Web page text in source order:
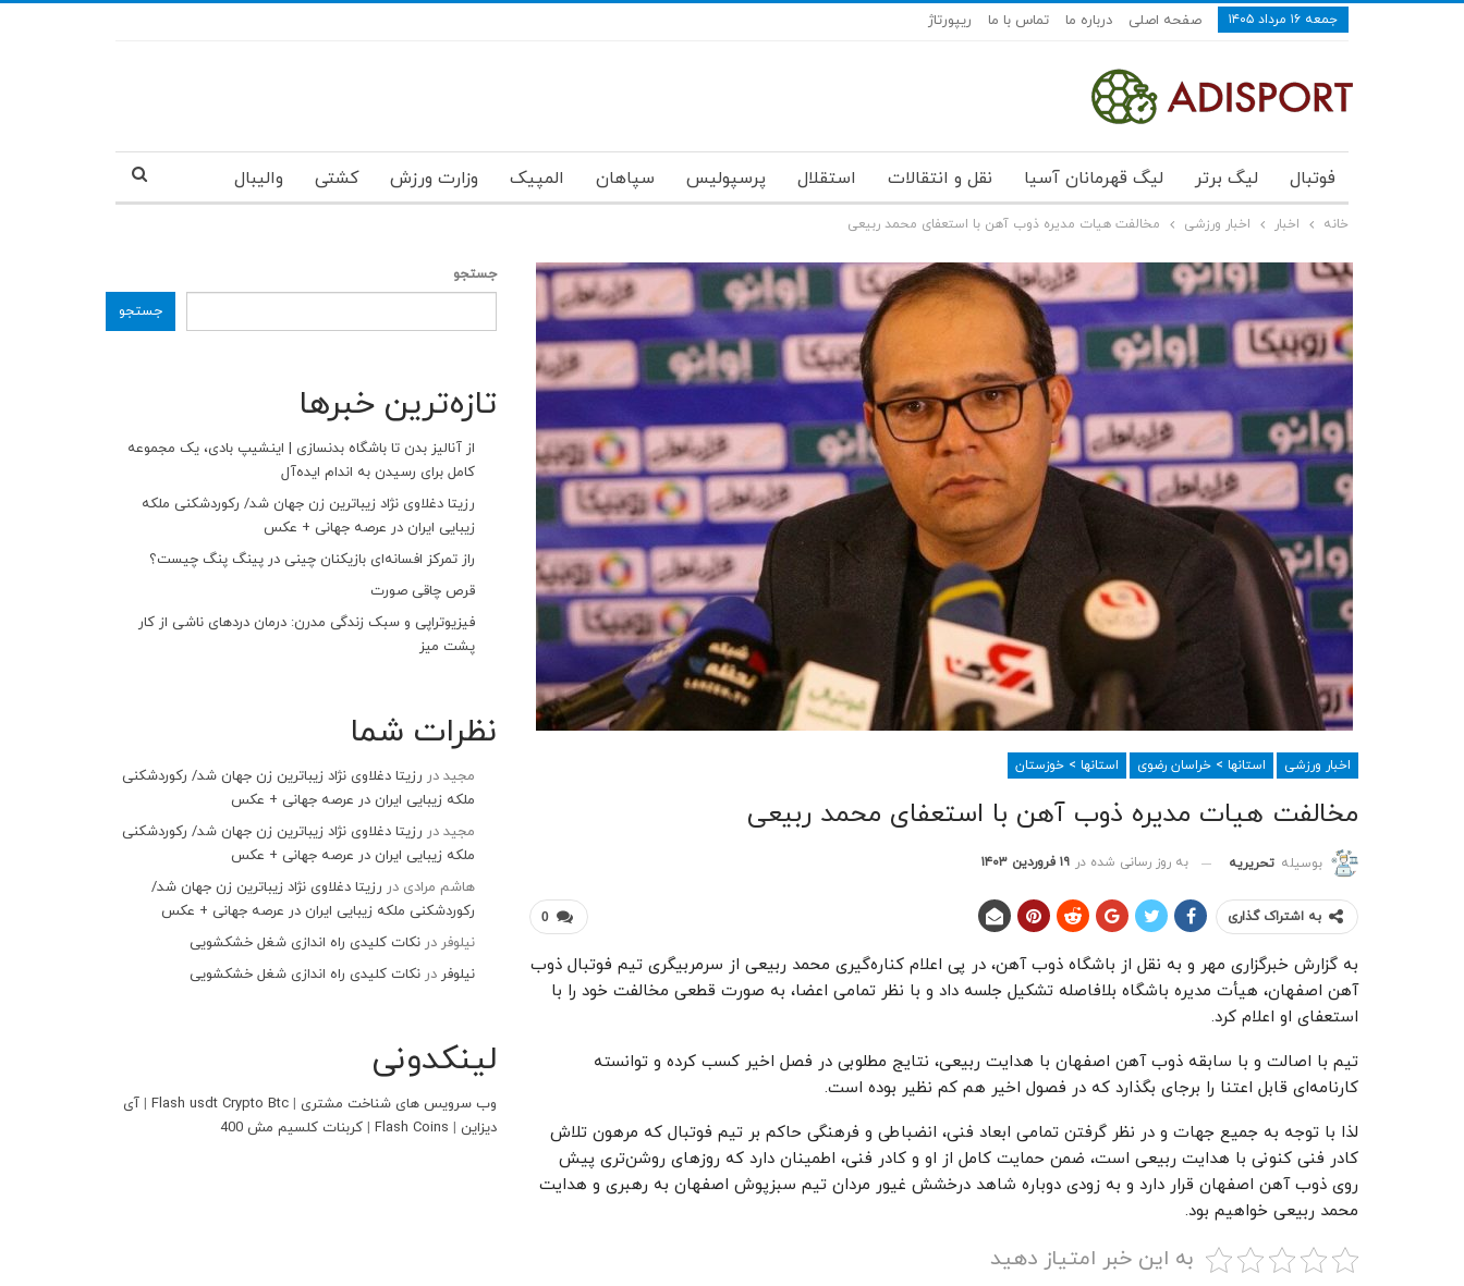
جمعه ۱۶ مرداد ۱۴۰۵ صفحه اصلی درباره ما تماس با ما ریپورتاژ
فوتبال لیگ برتر لیگ قهرمانان آسیا نقل و انتقالات استقلال پرسپولیس سپاهان المپیک وزارت ورزش کشتی والیبال
خانه اخبار اخبار ورزشی مخالفت هیات مدیره ذوب آهن با استعفای محمد ربیعی
اخبار ورزشی استانها > خراسان رضوی استانها > خوزستان
مخالفت هیات مدیره ذوب آهن با استعفای محمد ربیعی
بوسیله تحریریه به روز رسانی شده در ۱۹ فروردین ۱۴۰۳
0 به اشتراک گذاری
به گزارش خبرگزاری مهر و به نقل از باشگاه ذوب آهن، در پی اعلام کناره‌گیری محمد ربیعی از سرمربیگری تیم فوتبال ذوب
آهن اصفهان، هیأت مدیره باشگاه بلافاصله تشکیل جلسه داد و با نظر تمامی اعضا، به صورت قطعی مخالفت خود را با
استعفای او اعلام کرد.
تیم با اصالت و با سابقه ذوب آهن اصفهان با هدایت ربیعی، نتایج مطلوبی در فصل اخیر کسب کرده و توانسته
کارنامه‌ای قابل اعتنا را برجای بگذارد که در فصول اخیر هم کم نظیر بوده است.
لذا با توجه به جمیع جهات و در نظر گرفتن تمامی ابعاد فنی، انضباطی و فرهنگی حاکم بر تیم فوتبال که مرهون تلاش
کادر فنی کنونی با هدایت ربیعی است، ضمن حمایت کامل از او و کادر فنی، اطمینان دارد که روزهای روشن‌تری پیش
روی ذوب آهن اصفهان قرار دارد و به زودی دوباره شاهد درخشش غیور مردان تیم سبزپوش اصفهان به رهبری و هدایت
محمد ربیعی خواهیم بود.
به این خبر امتیاز دهید
جستجو
جستجو
تازه‌ترین خبرها
از آنالیز بدن تا باشگاه بدنسازی | اینشیپ بادی، یک مجموعه
کامل برای رسیدن به اندام ایده‌آل
رزیتا دغلاوی نژاد زیباترین زن جهان شد/ رکوردشکنی ملکه
زیبایی ایران در عرصه جهانی + عکس
راز تمرکز افسانه‌ای بازیکنان چینی در پینگ پنگ چیست؟
قرص چاقی صورت
فیزیوتراپی و سبک زندگی مدرن: درمان دردهای ناشی از کار
پشت میز
نظرات شما
مجیددر رزیتا دغلاوی نژاد زیباترین زن جهان شد/ رکوردشکنی
ملکه زیبایی ایران در عرصه جهانی + عکس
مجیددر رزیتا دغلاوی نژاد زیباترین زن جهان شد/ رکوردشکنی
ملکه زیبایی ایران در عرصه جهانی + عکس
هاشم مرادی در رزیتا دغلاوی نژاد زیباترین زن جهان شد/
رکوردشکنی ملکه زیبایی ایران در عرصه جهانی + عکس
نیلوفر در نکات کلیدی راه اندازی شغل خشکشویی
نیلوفر در نکات کلیدی راه اندازی شغل خشکشویی
لینکدونی
وب سرویس های شناخت مشتری |
Flash usdt Crypto Btc
| آی
دیزاین|
Flash Coins
| کربنات کلسیم مش 400